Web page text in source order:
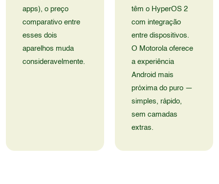
apps), o preço
comparativo entre
esses dois
aparelhos muda
consideravelmente.
têm o HyperOS 2
com integração
entre dispositivos.
O Motorola oferece
a experiência
Android mais
próxima do puro —
simples, rápido,
sem camadas
extras.